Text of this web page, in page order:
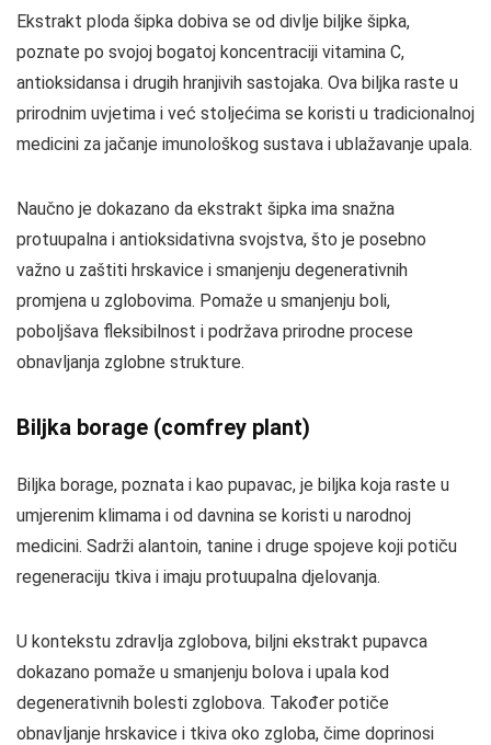
Ekstrakt ploda šipka dobiva se od divlje biljke šipka,
poznate po svojoj bogatoj koncentraciji vitamina C,
antioksidansa i drugih hranjivih sastojaka. Ova biljka raste u
prirodnim uvjetima i već stoljećima se koristi u tradicionalnoj
medicini za jačanje imunološkog sustava i ublažavanje upala.
Naučno je dokazano da ekstrakt šipka ima snažna
protuupalna i antioksidativna svojstva, što je posebno
važno u zaštiti hrskavice i smanjenju degenerativnih
promjena u zglobovima. Pomaže u smanjenju boli,
poboljšava fleksibilnost i podržava prirodne procese
obnavljanja zglobne strukture.
Biljka borage (comfrey plant)
Biljka borage, poznata i kao pupavac, je biljka koja raste u
umjerenim klimama i od davnina se koristi u narodnoj
medicini. Sadrži alantoin, tanine i druge spojeve koji potiču
regeneraciju tkiva i imaju protuupalna djelovanja.
U kontekstu zdravlja zglobova, biljni ekstrakt pupavca
dokazano pomaže u smanjenju bolova i upala kod
degenerativnih bolesti zglobova. Također potiče
obnavljanje hrskavice i tkiva oko zgloba, čime doprinosi